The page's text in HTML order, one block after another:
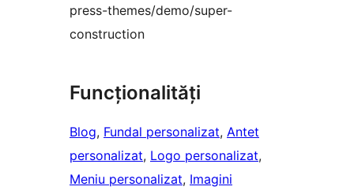
press-themes/demo/super-
construction
Funcționalități
Blog, Fundal personalizat, Antet
personalizat, Logo personalizat
Meniu personalizat, Imagini